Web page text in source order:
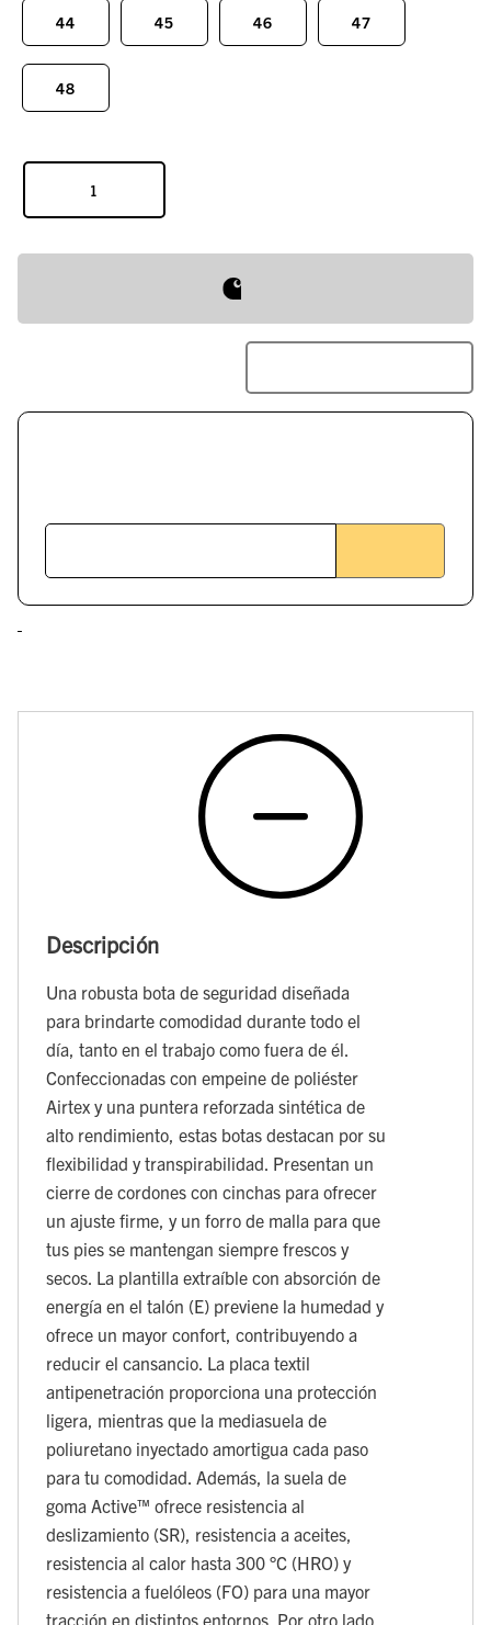
44 45 46 47
48
Descripción
Una robusta bota de seguridad diseñada
para brindarte comodidad durante todo el
día, tanto en el trabajo como fuera de él.
Confeccionadas con empeine de poliéster
Airtex y una puntera reforzada sintética de
alto rendimiento, estas botas destacan por su
flexibilidad y transpirabilidad. Presentan un
cierre de cordones con cinchas para ofrecer
un ajuste firme, y un forro de malla para que
tus pies se mantengan siempre frescos y
secos. La plantilla extraíble con absorción de
energía en el talón (E) previene la humedad y
ofrece un mayor confort, contribuyendo a
reducir el cansancio. La placa textil
antipenetración proporciona una protección
ligera, mientras que la mediasuela de
poliuretano inyectado amortigua cada paso
para tu comodidad. Además, la suela de
goma Active™ ofrece resistencia al
deslizamiento (SR), resistencia a aceites,
resistencia al calor hasta 300 °C (HRO) y
resistencia a fuelóleos (FO) para una mayor
tracción en distintos entornos. Por otro lado,